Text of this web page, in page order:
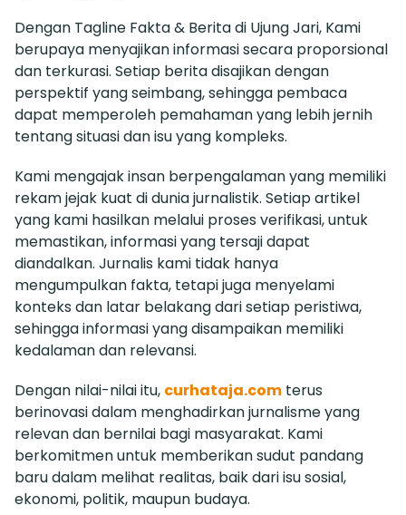
Dengan Tagline Fakta & Berita di Ujung Jari, Kami
berupaya menyajikan informasi secara proporsional
dan terkurasi. Setiap berita disajikan dengan
perspektif yang seimbang, sehingga pembaca
dapat memperoleh pemahaman yang lebih jernih
tentang situasi dan isu yang kompleks.
Kami mengajak insan berpengalaman yang memiliki
rekam jejak kuat di dunia jurnalistik. Setiap artikel
yang kami hasilkan melalui proses verifikasi, untuk
memastikan, informasi yang tersaji dapat
diandalkan. Jurnalis kami tidak hanya
mengumpulkan fakta, tetapi juga menyelami
konteks dan latar belakang dari setiap peristiwa,
sehingga informasi yang disampaikan memiliki
kedalaman dan relevansi.
Dengan nilai-nilai itu, curhataja.com terus
berinovasi dalam menghadirkan jurnalisme yang
relevan dan bernilai bagi masyarakat. Kami
berkomitmen untuk memberikan sudut pandang
baru dalam melihat realitas, baik dari isu sosial,
ekonomi, politik, maupun budaya.